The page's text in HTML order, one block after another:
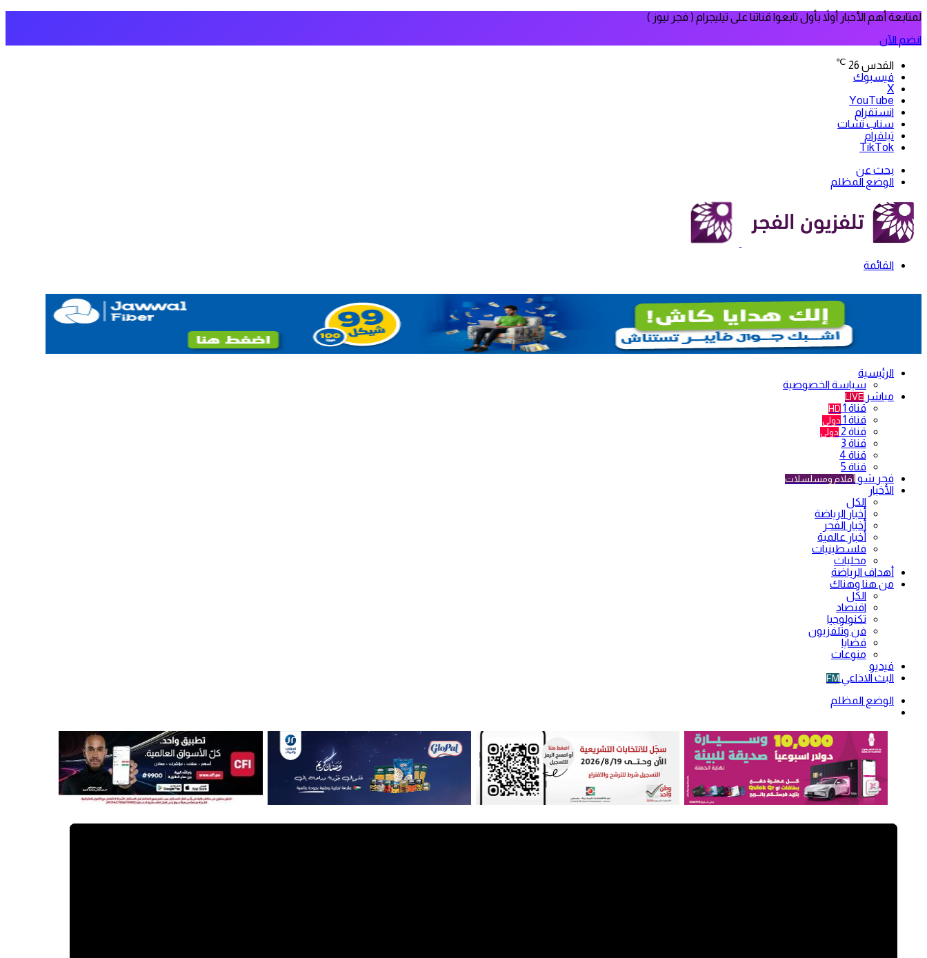
لمتابعة أهم الأخبار أولاً بأول تابعوا قناتنا على تيليجرام ( فجر نيوز )
انضم الآن
القدس 26
℃
فيسبوك
‫X
‫YouTube
انستقرام
سناب تشات
تيلقرام
‫TikTok
بحث عن
الوضع المظلم
القائمة
الرئيسية
سياسة الخصوصية
مباشر LIVE
قناة 1 HD
قناة 1 دولي
قناة 2 دولي
قناة 3
قناة 4
قناة 5
فجر شو أفلام ومسلسلات
الأخبار
الكل
أخبار الرياضة
أخبار الفجر
أخبار عالمية
فلسطينيات
محليات
أهداف الرياضة
من هنا وهناك
الكل
اقتصاد
تكنولوجيا
فن وتلفزيون
قضايا
منوعات
فيديو
البث الاذاعي FM
الوضع المظلم